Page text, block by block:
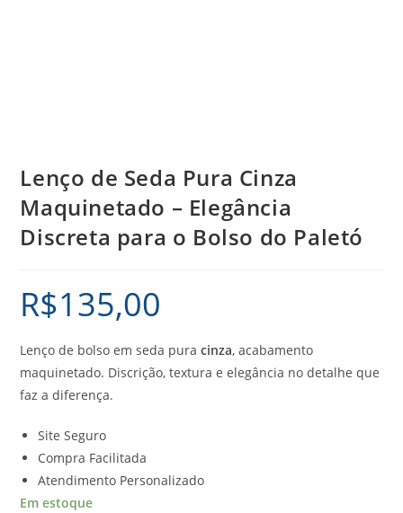
Lenço de Seda Pura Cinza
Maquinetado – Elegância
Discreta para o Bolso do Paletó
R$135,00
Lenço de bolso em seda puracinza, acabamento
maquinetado. Discrição, textura e elegância no detalhe que
faz a diferença.
Site Seguro
Compra Facilitada
Atendimento Personalizado
Em estoque